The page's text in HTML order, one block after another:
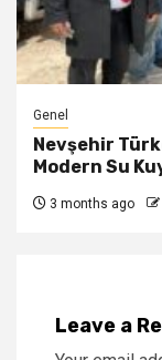
Genel
Nevşehir
Modern Su
3 months ago
Leave a